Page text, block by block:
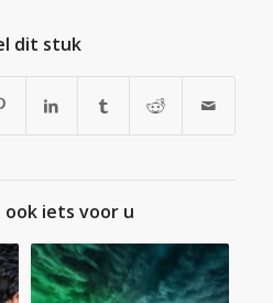
dit stuk
ook iets voor u